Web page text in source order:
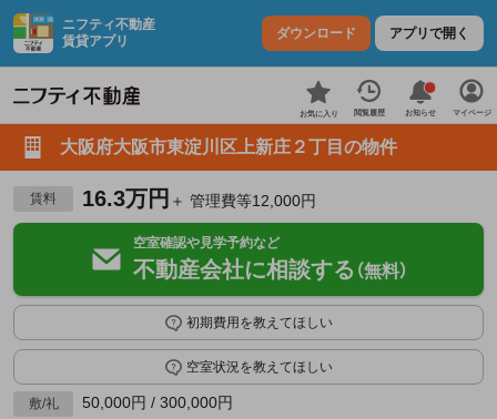
ニフティ不動産
賃貸アプリ
ダウンロード アプリで開く
お気に入り 閲覧履歴 お知らせ マイページ
大阪府大阪市東淀川区上新庄２丁目の物件
賃料 16.3万円 ＋ 管理費等12,000円
空室確認や見学予約など
不動産会社に相談する （無料）
初期費用を教えてほしい
空室状況を教えてほしい
敷/礼 50,000円 / 300,000円